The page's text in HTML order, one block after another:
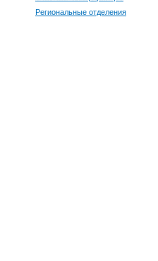
Региональные отделения